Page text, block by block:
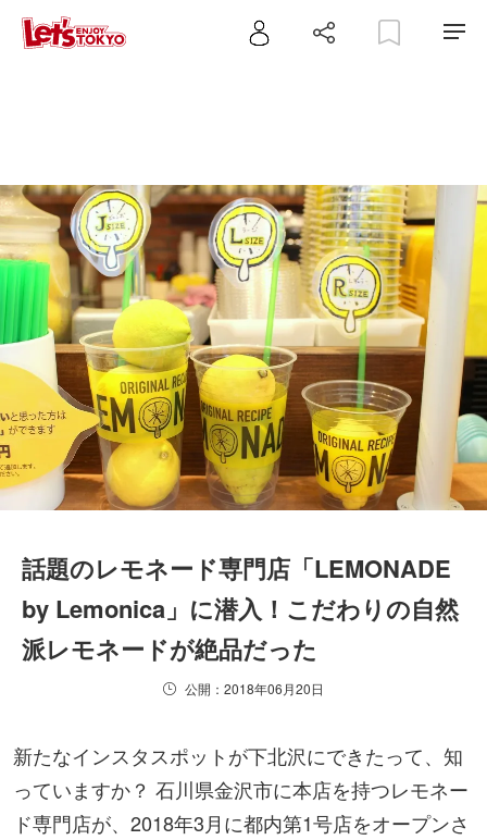
話題のレモネード専門店「LEMONADE
by Lemonica」に潜入！こだわりの自然
派レモネードが絶品だった
公開：2018年06月20日
新たなインスタスポットが下北沢にできたって、知
っていますか？ 石川県金沢市に本店を持つレモネー
ド専門店が、2018年3月に都内第1号店をオープンさ